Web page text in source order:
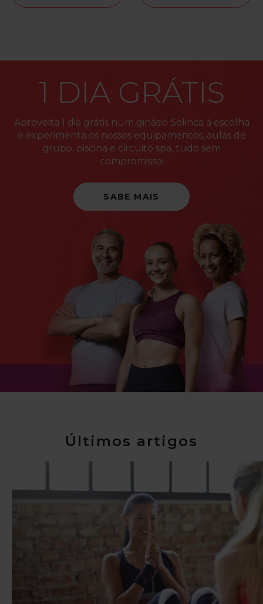
1 DIA GRÁTIS
Aproveita 1 dia grátis num ginásio Solinca à escolha
e experimenta os nossos equipamentos, aulas de
grupo, piscina e circuito spa, tudo sem
compromisso!
SABE MAIS
Últimos artigos